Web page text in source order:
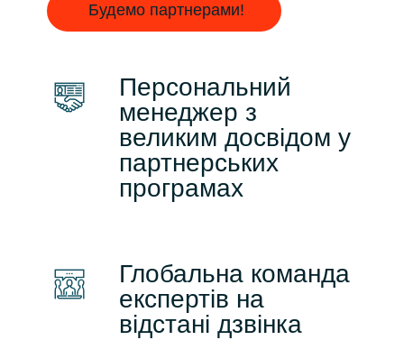
Ukraine
United Kingdom
United States
Будемо партнерами!
Персональний
менеджер з
великим досвідом у
партнерських
програмах
Глобальна команда
експертів на
відстані дзвінка